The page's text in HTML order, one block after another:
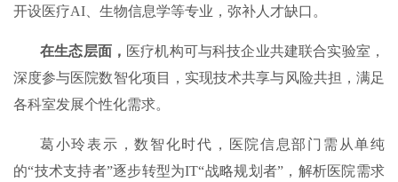
开设医疗AI、生物信息学等专业，弥补人才缺口。
在生态层面， 医疗机构可与科技企业共建联合实验室，
深度参与医院数智化项目，实现技术共享与风险共担，满足
各科室发展个性化需求。
葛小玲表示，数智化时代，医院信息部门需从单纯
的“技术支持者”逐步转型为IT“战略规划者”，解析医院需求